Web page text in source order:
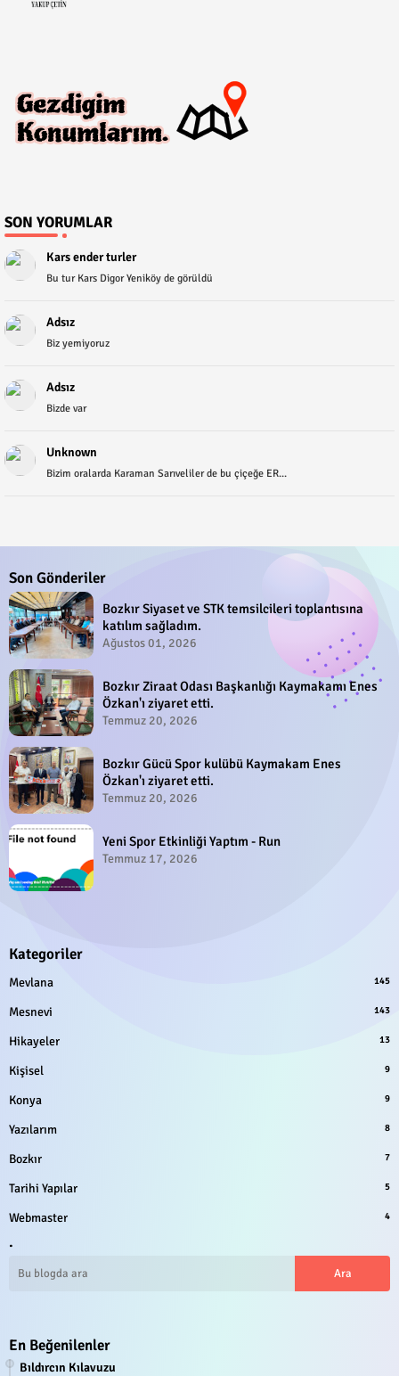
SON YORUMLAR
Kars ender turler
Bu tur Kars Digor Yeniköy de görüldü
Adsız
Biz yemiyoruz
Adsız
Bizde var
Unknown
Bizim oralarda Karaman Sarıveliler de bu çiçeğe ER...
Son Gönderiler
Bozkır Siyaset ve STK temsilcileri toplantısına
katılım sağladım.
Ağustos 01, 2026
Bozkır Ziraat Odası Başkanlığı Kaymakamı Enes
Özkan'ı ziyaret etti.
Temmuz 20, 2026
Bozkır Gücü Spor kulübü Kaymakam Enes
Özkan'ı ziyaret etti.
Temmuz 20, 2026
Yeni Spor Etkinliği Yaptım - Run
Temmuz 17, 2026
Kategoriler
Mevlana 145
Mesnevi 143
Hikayeler 13
Kişisel 9
Konya 9
Yazılarım 8
Bozkır 7
Tarihi Yapılar 5
Webmaster 4
.
En Beğenilenler
Bıldırcın Kılavuzu